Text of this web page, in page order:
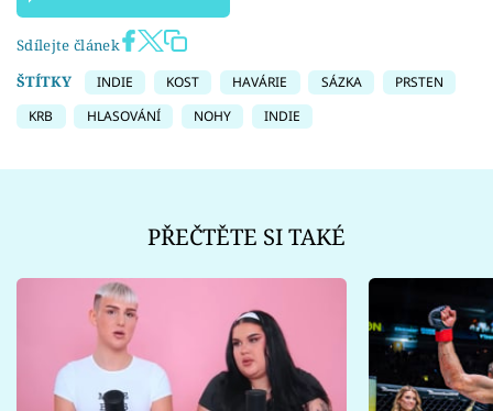
Sdílejte článek
ŠTÍTKY
INDIE KOST HAVÁRIE SÁZKA
PRSTEN
KRB
HLASOVÁNÍ NOHY INDIE
PŘEČTĚTE SI TAKÉ